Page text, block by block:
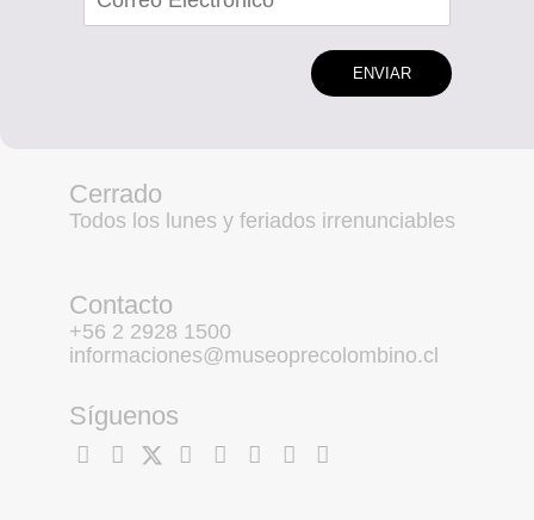
ENVIAR
Cerrado
Todos los lunes y feriados irrenunciables
Contacto
+56 2 2928 1500
informaciones@museoprecolombino.cl
Síguenos